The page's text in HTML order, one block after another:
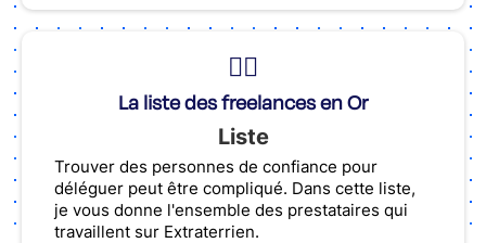
🙋‍♂️
La liste des freelances en Or
Liste
Trouver des personnes de confiance pour
déléguer peut être compliqué. Dans cette liste,
je vous donne l'ensemble des prestataires qui
travaillent sur Extraterrien.